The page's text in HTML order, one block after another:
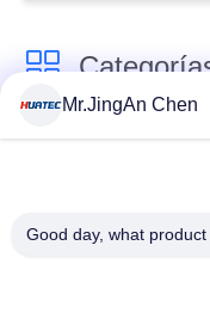
Detector de defectos
Medidor de espesor
Mr.JingAn Chen
Good day, what